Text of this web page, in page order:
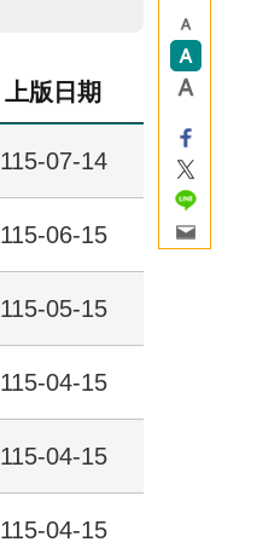
上版日期
115-07-14
115-06-15
115-05-15
115-04-15
115-04-15
115-04-15